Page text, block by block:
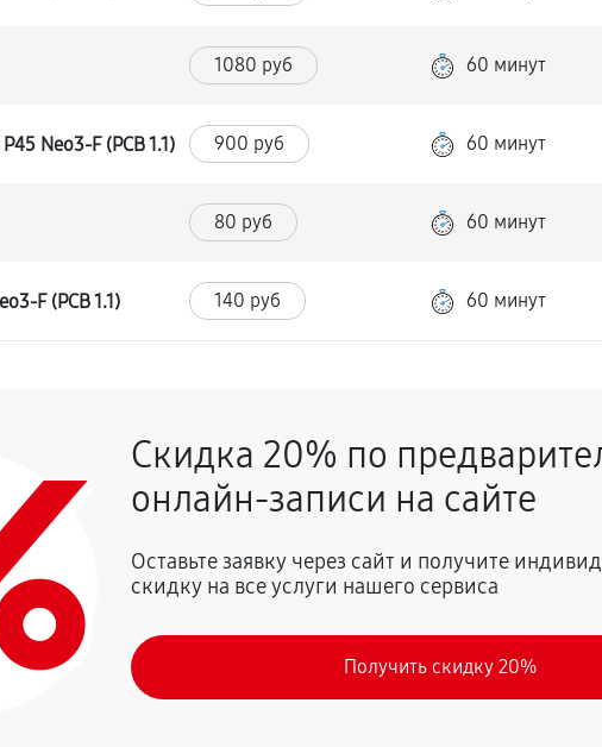
1080 руб 60 минут
Neo3-F (PCB 1.1) 900 руб 60 минут
80 руб 60 минут
F (PCB 1.1) 140 руб 60 минут
Скидка 20% по
онлайн-записи на сайте
Оставьте заявку через сайт и получите
скидку на все услуги нашего сервиса
Получить скидку 20%